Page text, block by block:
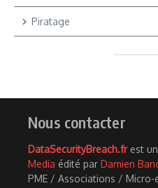
Piratage
Nous contacter
DataSecurityBreach.frest
Media édité par Damien
PME / Associations /